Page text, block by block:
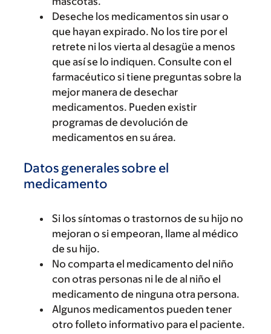
Deseche los medicamentos sin usar o
que hayan expirado. No los tire por el
retrete ni los vierta al desagüe a menos
que así se lo indiquen. Consulte con el
farmacéutico si tiene preguntas sobre la
mejor manera de desechar
medicamentos. Pueden existir
programas de devolución de
medicamentos en su área.
Datos generales sobre el
medicamento
Si los síntomas o trastornos de su hijo no
mejoran o si empeoran, llame al médico
de su hijo.
No comparta el medicamento del niño
con otras personas ni le de al niño el
medicamento de ninguna otra persona.
Algunos medicamentos pueden tener
otro folleto informativo para el paciente.